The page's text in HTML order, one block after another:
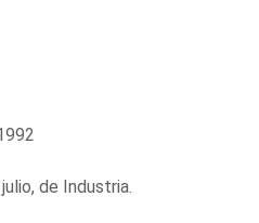
de Industria.